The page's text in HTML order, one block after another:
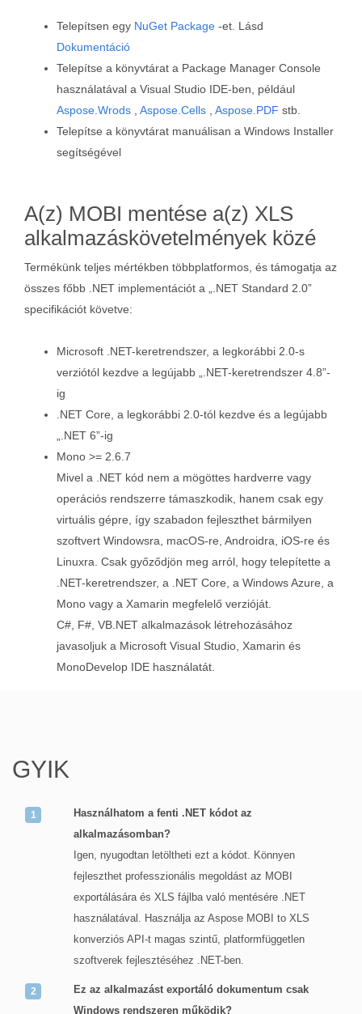
Telepítsen egy NuGet Package -et. Lásd
Dokumentáció
Telepítse a könyvtárat a Package Manager Console
használatával a Visual Studio IDE-ben, például
Aspose.Wrods
Aspose.Cells Aspose.PDF stb.
Telepítse a könyvtárat manuálisan a Windows Installer
segítségével
A(z) MOBI mentése a(z) XLS
alkalmazáskövetelmények közé
Termékünk teljes mértékben többplatformos, és támogatja az
összes főbb .NET implementációt a „.NET Standard 2.0”
specifikációt követve:
Microsoft .NET-keretrendszer, a legkorábbi 2.0-s
verziótól kezdve a legújabb „.NET-keretrendszer 4.8”-
ig
.NET Core, a legkorábbi 2.0-tól kezdve és a legújabb
„.NET 6”-ig
Mono >= 2.6.7
Mivel a .NET kód nem a mögöttes hardverre vagy
operációs rendszerre támaszkodik, hanem csak egy
virtuális gépre, így szabadon fejleszthet bármilyen
szoftvert Windowsra, macOS-re, Androidra, iOS-re és
Linuxra. Csak győződjön meg arról, hogy telepítette a
.NET-keretrendszer, a .NET Core, a Windows Azure, a
Mono vagy a Xamarin megfelelő verzióját.
C#, F#, VB.NET alkalmazások létrehozásához
javasoljuk a Microsoft Visual Studio, Xamarin és
MonoDevelop IDE használatát.
GYIK
Használhatom a fenti .NET kódot az
alkalmazásomban?
Igen, nyugodtan letöltheti ezt a kódot. Könnyen
fejleszthet professzionális megoldást az MOBI
exportálására és XLS fájlba való mentésére .NET
használatával. Használja az Aspose MOBI to XLS
konverziós API-t magas szintű, platformfüggetlen
szoftverek fejlesztéséhez .NET-ben.
Ez az alkalmazást exportáló dokumentum csak
Windows rendszeren működik?